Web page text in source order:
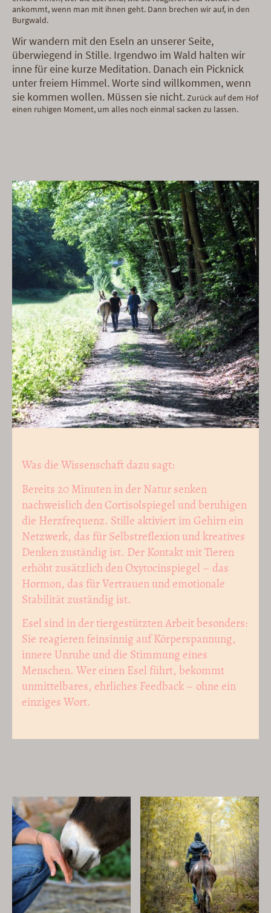
ankommt, wenn man mit ihnen geht. Dann brechen wir auf, in den
Burgwald.
Wir wandern mit den Eseln an unserer Seite,
überwiegend in Stille. Irgendwo im Wald halten wir
inne für eine kurze Meditation. Danach ein Picknick
unter freiem Himmel. Worte sind willkommen, wenn
sie kommen wollen. Müssen sie nicht. Zurück auf dem Hof
einen ruhigen Moment, um alles noch einmal sacken zu lassen.
Was die Wissenschaft dazu sagt:
Bereits 20 Minuten in der Natur senken
nachweislich den Cortisolspiegel und beruhigen
die Herzfrequenz. Stille aktiviert im Gehirn ein
Netzwerk, das für Selbstreflexion und kreatives
Denken zuständig ist. Der Kontakt mit Tieren
erhöht zusätzlich den Oxytocinspiegel – das
Hormon, das für Vertrauen und emotionale
Stabilität zuständig ist.
Esel sind in der tiergestützten Arbeit besonders:
Sie reagieren feinsinnig auf Körperspannung,
innere Unruhe und die Stimmung eines
Menschen. Wer einen Esel führt, bekommt
unmittelbares, ehrliches Feedback – ohne ein
einziges Wort.